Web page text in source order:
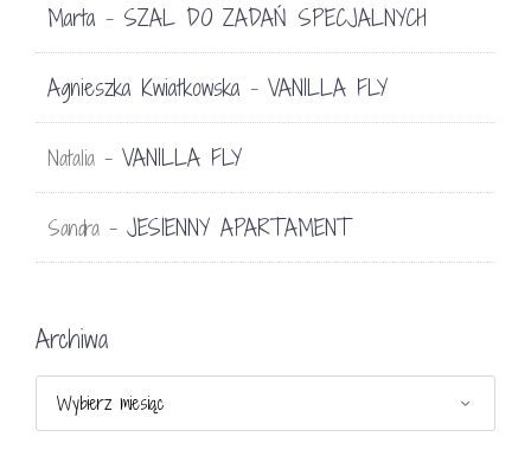
Marta - SZAL DO ZADAŃ SPECJALNYCH
Agnieszka Kwiatkowska - VANILLA FLY
Natalia - VANILLA FLY
Sandra - JESIENNY APARTAMENT
Archiwa